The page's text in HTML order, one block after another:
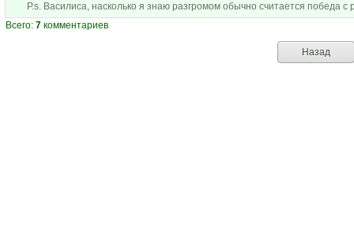
P.s. Василиса, насколько я знаю разгромом обычно считается победа
Всего: 7 комментариев
Назад